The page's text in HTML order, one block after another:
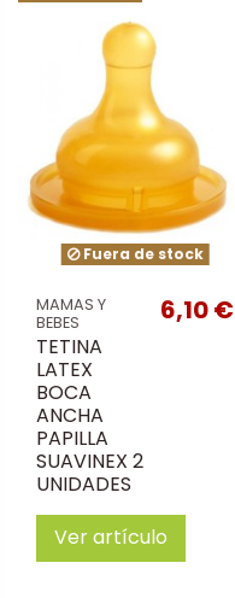
Fuera de stock
MAMAS Y
BEBES
TETINA
LATEX
BOCA
ANCHA
PAPILLA
SUAVINEX 2
UNIDADES
6,10 €
Ver artículo